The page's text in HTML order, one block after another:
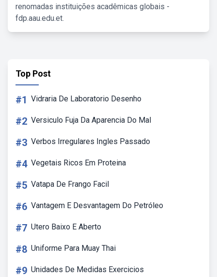
renomadas instituições acadêmicas globais -
fdp.aau.edu.et.
Top Post
#1 Vidraria De Laboratorio Desenho
#2 Versiculo Fuja Da Aparencia Do Mal
#3 Verbos Irregulares Ingles Passado
#4 Vegetais Ricos Em Proteina
#5 Vatapa De Frango Facil
#6 Vantagem E Desvantagem Do Petróleo
#7 Utero Baixo E Aberto
#8 Uniforme Para Muay Thai
#9 Unidades De Medidas Exercicios